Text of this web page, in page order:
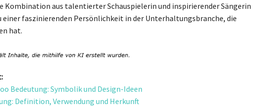
Kombination aus talentierter Schauspielerin und inspirierender Sängerin
einer faszinierenden Persönlichkeit in der Unterhaltungsbranche, die
hat.
Bedeutung: Symbolik und Design-Ideen
Definition, Verwendung und Herkunft